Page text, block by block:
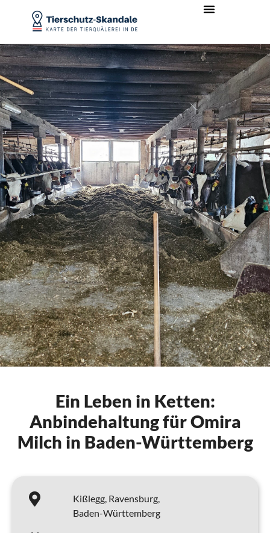
Ein Leben in Ketten:
Anbindehaltung für Omira
Milch in Baden-Württemberg
Kißlegg, Ravensburg,
Baden-Württemberg